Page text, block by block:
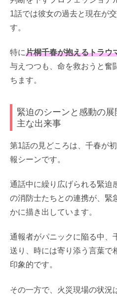
1話では彼女の過去と現在が
す。
特に片桐千春が抱えるトラウ
与えつつも、命を救おうと奮
ちます。
緊迫のシーンと感動の
主な出来事
第1話の見どころは、千春が
報シーンです。
通話中に繰り広げられる緊迫
の消防士たちとの連携が、緊
かに描き出しています。
通報者がパニックに陥る中、
送り、時には寄り添う言葉で
印象的です。
その一方で、火災現場の状況